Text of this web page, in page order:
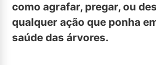
como agrafar, pregar, ou
qualquer ação que ponha
saúde das árvores.